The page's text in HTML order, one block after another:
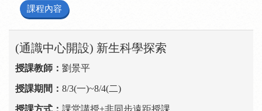
課程內容
(通識中心開設) 新生科學探索
劉景平
8/3(一)~8/4(二)
課堂講授+非同步遠距授課